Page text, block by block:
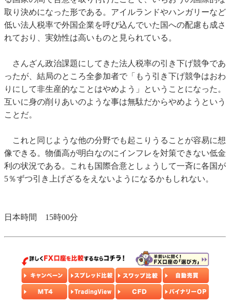
取り決めになった形である。アイルランドやハンガリーなど
低い法人税率で外国企業を呼び込んでいた国への配慮も成さ
れており、実効性は高いものと見られている。
さんざん政治課題にしてきた法人税率の引き下げ競争であ
ったが、結局のところ全参加者で「もう引き下げ競争はおわ
りにして非生産的なことはやめよう」ということになった。
互いに身の削りあいのような事は無駄だからやめようという
ことだ。
これと同じような他の分野でも起こりうることが容易に想
像できる。物価高が明白なのにインフレを対策できない低金
利の状況である。これも国際合意としょうして一斉に各国が
5％ずつ引き上げざるをえないようになるかもしれない。
日本時間 15時00分